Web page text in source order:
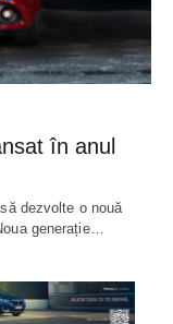
în anul
dezvolte o nouă
generație…